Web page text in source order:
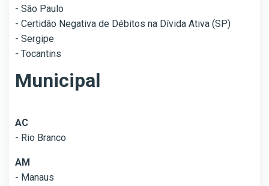
- São Paulo
- Certidão Negativa de Débitos na Dívida Ativa (SP)
- Sergipe
- Tocantins
Municipal
AC
- Rio Branco
AM
- Manaus